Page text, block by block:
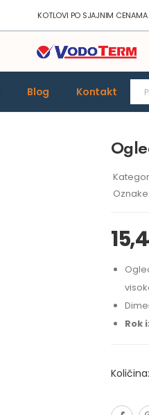
KOTLOVI PO SJAJNIM CENAMA
Blog Kontakt
Oznake:
Rok
Količina: